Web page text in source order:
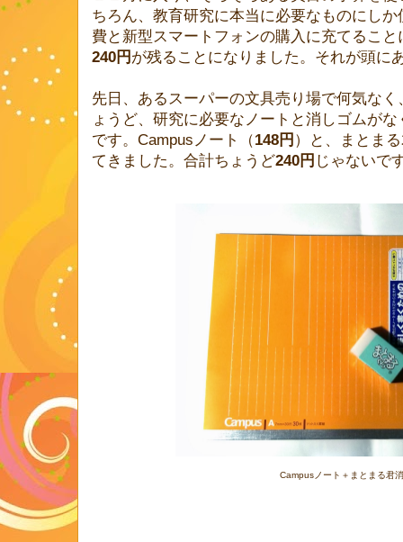
ちろん、教育研究に本当に必要なものにし
費と新型スマートフォンの購入に充てるこ
240円 が残ることになりました。それが頭に
先日、あるスーパーの文具売り場で何気な
ょうど、研究に必要なノートと消しゴムが
です。Campusノート（148円 ）と、まとま
てきました。合計ちょうど240円 じゃないで
Campusノート＋まとまる君